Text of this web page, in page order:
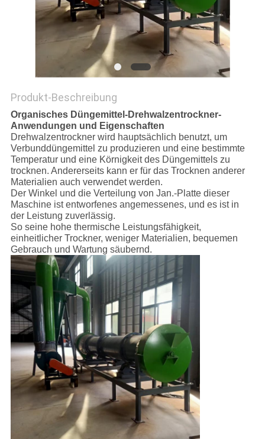
Produkt-Beschreibung
Organisches Düngemittel-Drehwalzentrockner-
Anwendungen und Eigenschaften
Drehwalzentrockner wird hauptsächlich benutzt, um
Verbunddüngemittel zu produzieren und eine bestimmte
Temperatur und eine Körnigkeit des Düngemittels zu
trocknen. Andererseits kann er für das Trocknen anderer
Materialien auch verwendet werden.
Der Winkel und die Verteilung von Jan.-Platte dieser
Maschine ist entworfenes angemessenes, und es ist in
der Leistung zuverlässig.
So seine hohe thermische Leistungsfähigkeit,
einheitlicher Trockner, weniger Materialien, bequemen
Gebrauch und Wartung säubernd.